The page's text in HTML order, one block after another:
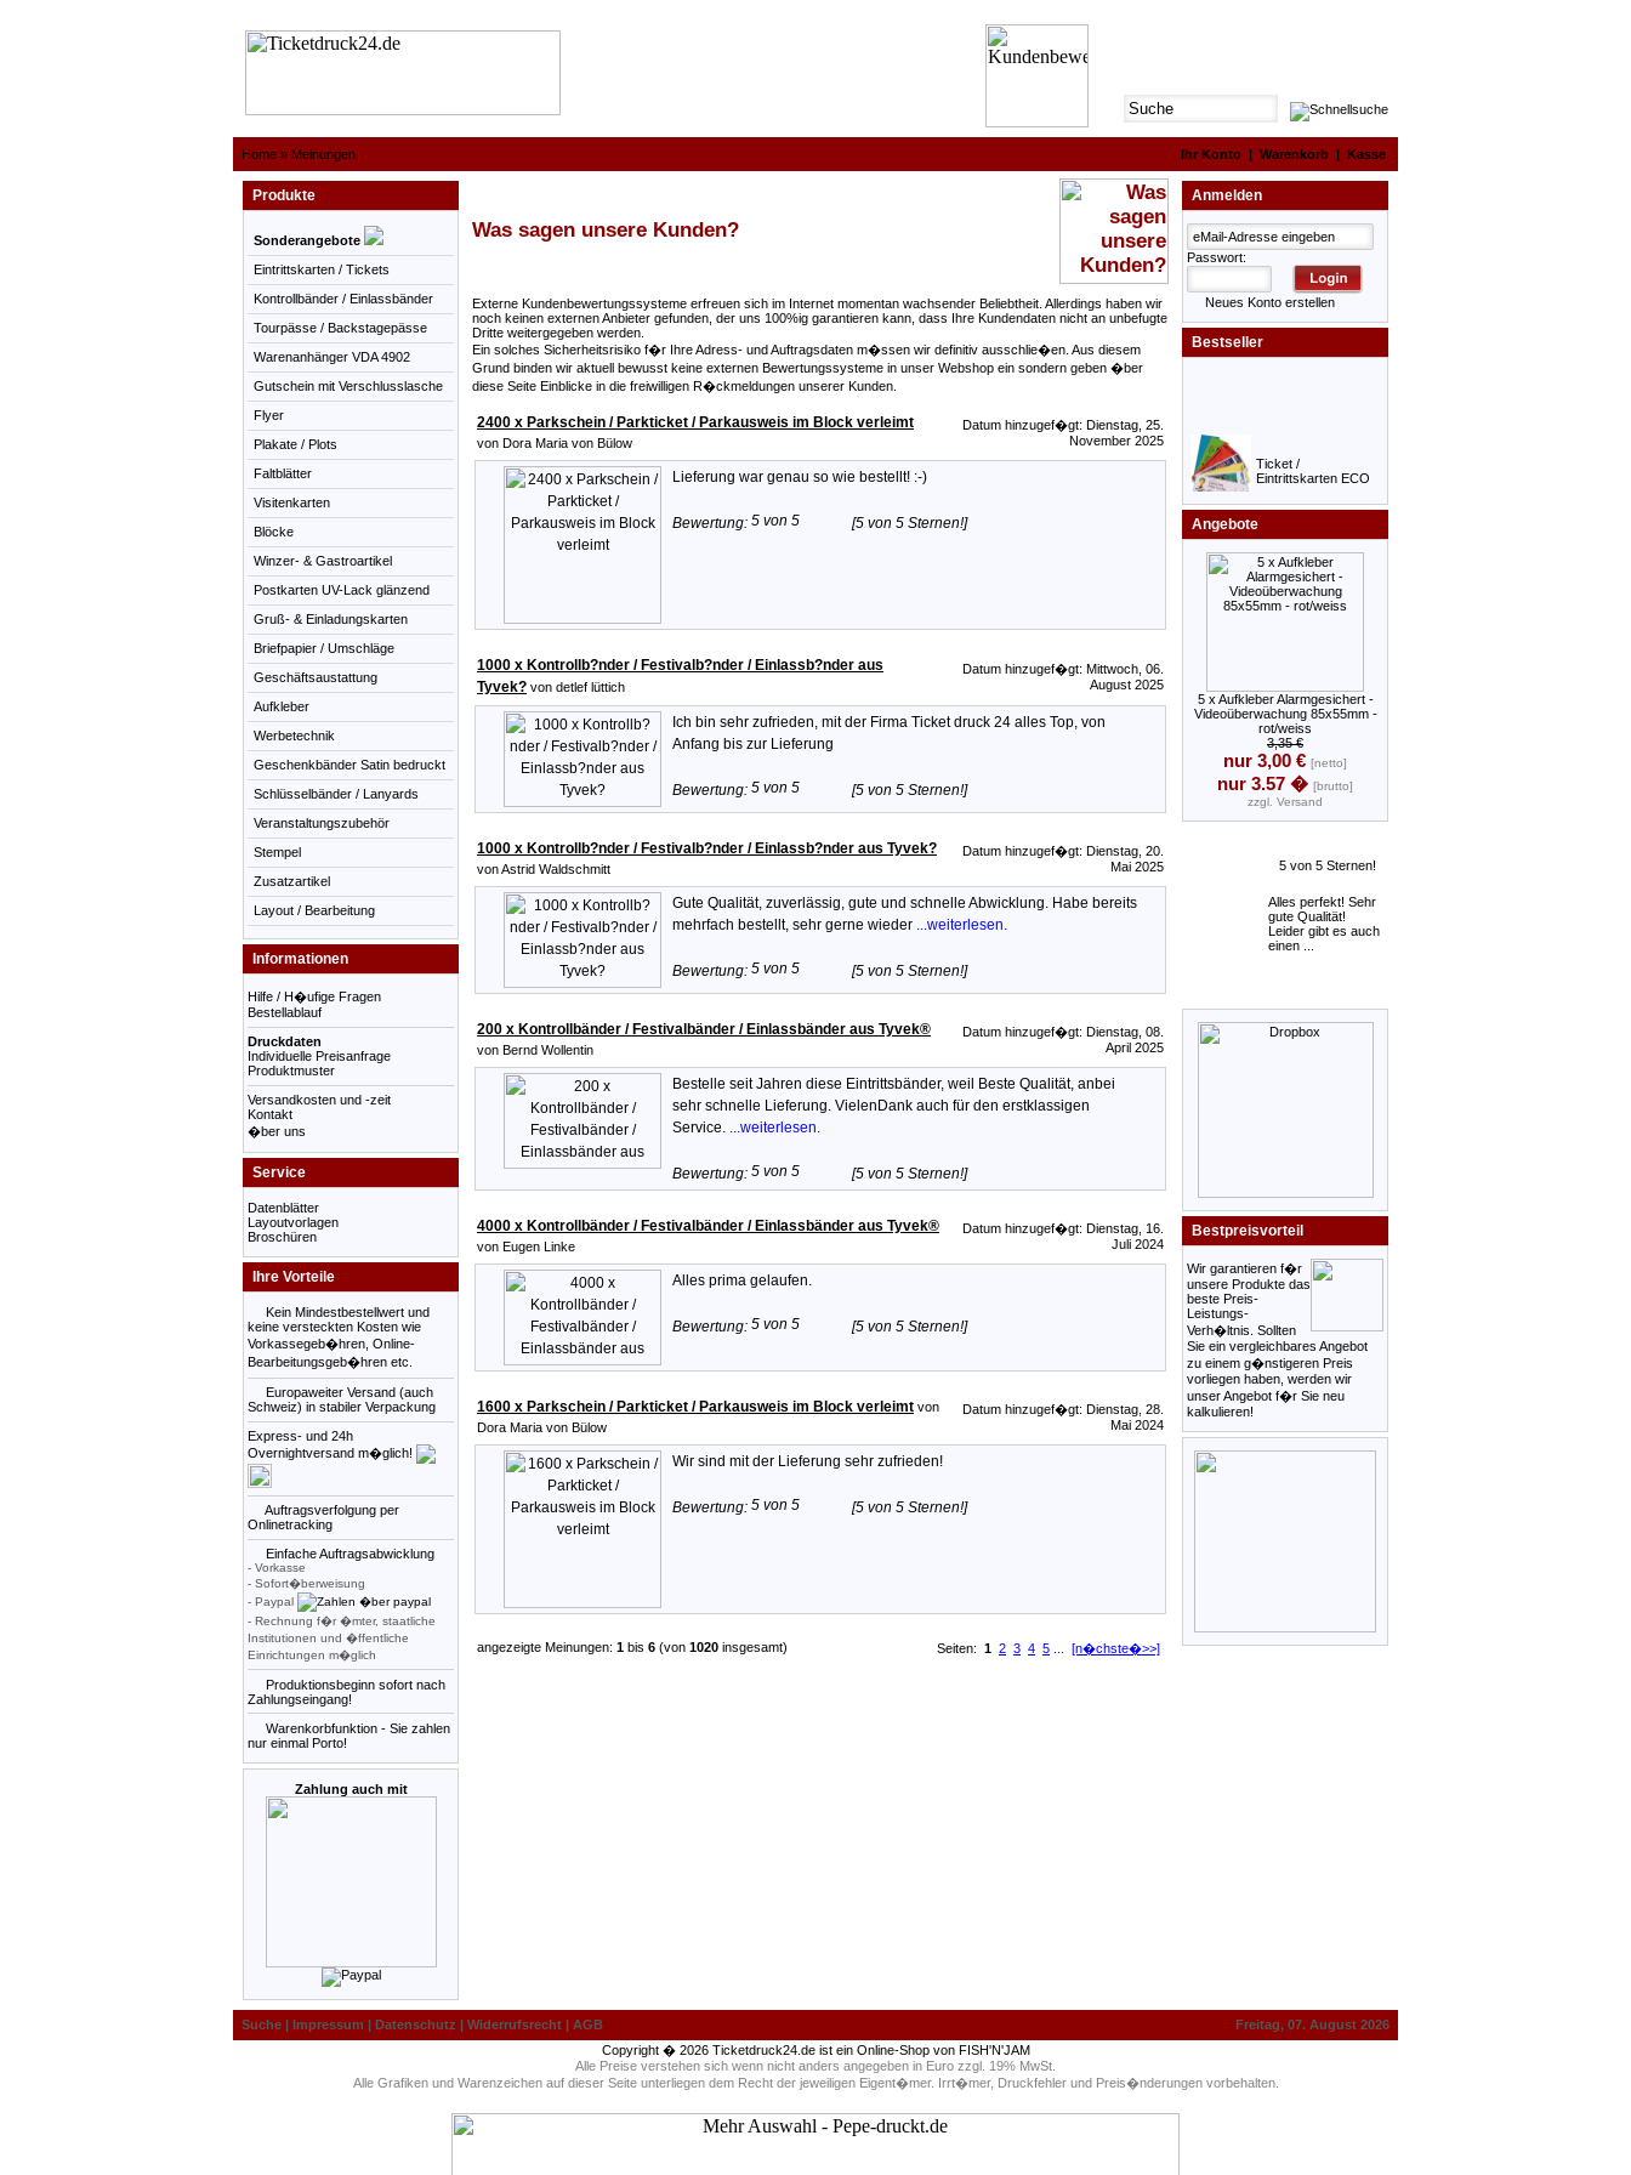
Home » Meinungen Ihr Konto | Warenkorb | Kasse
Produkte
Sonderangebote
Eintrittskarten / Tickets
Kontrollbänder / Einlassbänder
Tourpässe / Backstagepässe
Warenanhänger VDA 4902
Gutschein mit Verschlusslasche
Flyer
Plakate / Plots
Faltblätter
Visitenkarten
Blöcke
Winzer- & Gastroartikel
Postkarten UV-Lack glänzend
Gruß- & Einladungskarten
Briefpapier / Umschläge
Geschäftsaustattung
Aufkleber
Werbetechnik
Geschenkbänder Satin bedruckt
Schlüsselbänder / Lanyards
Veranstaltungszubehör
Stempel
Zusatzartikel
Layout / Bearbeitung
Informationen
Hilfe / H�ufige Fragen
Bestellablauf
Druckdaten
Individuelle Preisanfrage
Produktmuster
Versandkosten und -zeit
Kontakt
�ber uns
Service
Datenblätter
Layoutvorlagen
Broschüren
Ihre Vorteile
Kein Mindestbestellwert und
keine versteckten Kosten wie
Vorkassegeb�hren, Online-
Bearbeitungsgeb�hren etc.
Europaweiter Versand (auch
Schweiz) in stabiler Verpackung
Express- und 24h
Overnightversand m�glich!
Auftragsverfolgung per
Onlinetracking
Einfache Auftragsabwicklung
- Vorkasse
- Sofort�berweisung
- Paypal
- Rechnung f�r �mter, staatliche
Institutionen und �ffentliche
Einrichtungen m�glich
Produktionsbeginn sofort nach
Zahlungseingang!
Warenkorbfunktion - Sie zahlen
nur einmal Porto!
Zahlung auch mit
Was sagen unsere Kunden?
Externe Kundenbewertungssysteme erfreuen sich im Internet momentan wachsender Beliebtheit. Allerdings haben wir
noch keinen externen Anbieter gefunden, der uns 100%ig garantieren kann, dass Ihre Kundendaten nicht an unbefugte
Dritte weitergegeben werden.
Ein solches Sicherheitsrisiko f�r Ihre Adress- und Auftragsdaten m�ssen wir definitiv ausschlie�en. Aus diesem
Grund binden wir aktuell bewusst keine externen Bewertungssysteme in unser Webshop ein sondern geben �ber
diese Seite Einblicke in die freiwilligen R�ckmeldungen unserer Kunden.
2400 x Parkschein / Parkticket / Parkausweis im Block verleimt
von Dora Maria von Bülow
Datum hinzugef�gt: Dienstag, 25.
November 2025
Lieferung war genau so wie bestellt! :-)
Bewertung: [5 von 5 Sternen!]
1000 x Kontrollb?nder / Festivalb?nder / Einlassb?nder aus
Tyvek? von detlef lüttich
Datum hinzugef�gt: Mittwoch, 06.
August 2025
Ich bin sehr zufrieden, mit der Firma Ticket druck 24 alles Top, von
Anfang bis zur Lieferung
Bewertung: [5 von 5 Sternen!]
1000 x Kontrollb?nder / Festivalb?nder / Einlassb?nder aus Tyvek?
von Astrid Waldschmitt
Datum hinzugef�gt: Dienstag, 20.
Mai 2025
Gute Qualität, zuverlässig, gute und schnelle Abwicklung. Habe bereits
mehrfach bestellt, sehr gerne wieder ...weiterlesen.
Bewertung: [5 von 5 Sternen!]
200 x Kontrollbänder / Festivalbänder / Einlassbänder aus Tyvek®
von Bernd Wollentin
Datum hinzugef�gt: Dienstag, 08.
April 2025
Bestelle seit Jahren diese Eintrittsbänder, weil Beste Qualität, anbei
sehr schnelle Lieferung. VielenDank auch für den erstklassigen
Service. ...weiterlesen.
Bewertung: [5 von 5 Sternen!]
4000 x Kontrollbänder / Festivalbänder / Einlassbänder aus Tyvek®
von Eugen Linke
Datum hinzugef�gt: Dienstag, 16.
Juli 2024
Alles prima gelaufen.
Bewertung: [5 von 5 Sternen!]
1600 x Parkschein / Parkticket / Parkausweis im Block verleimt von
Dora Maria von Bülow
Datum hinzugef�gt: Dienstag, 28.
Mai 2024
Wir sind mit der Lieferung sehr zufrieden!
Bewertung: [5 von 5 Sternen!]
angezeigte Meinungen: 1 bis 6 (von 1020 insgesamt) Seiten: 1 2 3 4 5 [n�chste�>>]
Anmelden
Passwort:
Neues Konto erstellen
Bestseller
Ticket /
Eintrittskarten ECO
Tickets auf A4 Bögen
zum selbstdrucken
1000 x Kontrollb?
/ Einlassbänder /
Stoffbänder -
GEDRUCKT 4/0-
farbig CMYK
100 x Ticket /
Eintrittskarten
Sonderformat Offset
170g
Angebote
5 x Aufkleber Alarmgesichert -
Videoüberwachung 85x55mm -
rot/weiss
3,35 €
nur 3,00 € [netto]
nur 3.57 � [brutto]
zzgl. Versand
Alles perfekt! Sehr
gute Qualität!
Leider gibt es auch
einen ...
Bestpreisvorteil
Wir garantieren f�r
unsere Produkte das
beste Preis-
Leistungs-
Verh�ltnis. Sollten
Sie ein vergleichbares Angebot
zu einem g�nstigeren Preis
vorliegen haben, werden wir
unser Angebot f�r Sie neu
kalkulieren!
Suche | Impressum | Datenschutz | Widerrufsrecht | AGB
Freitag, 07. August 2026
Copyright � 2026 Ticketdruck24.deist ein Online-Shop von FISH'N'JAM
Alle Preise verstehen sich wenn nicht anders angegeben in Euro zzgl. 19% MwSt.
Alle Grafiken und Warenzeichen auf dieser Seite unterliegen dem Recht der jeweiligen Eigent�mer. Irrt�mer, Druckfehler und Preis�nderungen vorbehalten.